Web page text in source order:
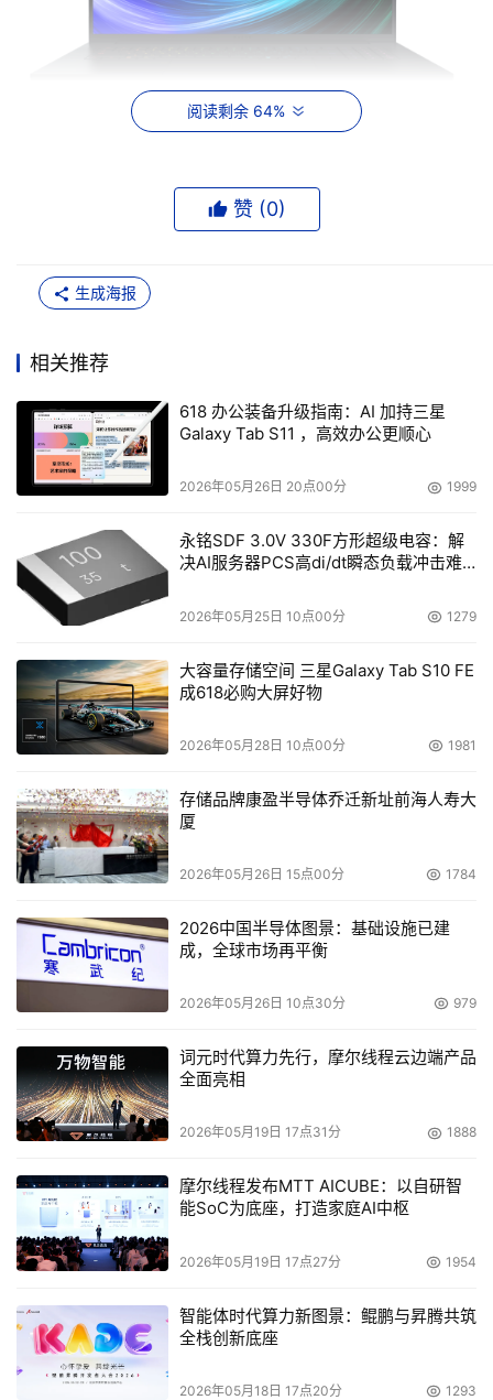
再看雷蛇灵刃 18（2025）的其他卓越配置，18” 双模式
呈现 4K 高清的细腻画面，还是在 FHD 高刷新率下实现顺
滑的动态效果，都能完美适配。100% DCI - P3 广色域覆
比度高，无论是室内创作还是户外使用，都能清晰呈现精彩
键盘方面也有卓越提升，1.5mm 键程提升约 36%，按键手
感舒适，配合英特尔酷睿 Ultra 200HX 处理器稳定的性能
输出，长时间输入也轻松自在。其拥有可编程宏按键，以及
新增的数字小键盘，方便数据处理。单键幻彩 RGB 设计，
玩家可依据游戏氛围或创作心情，自定义按键灯光，打造专
属电竞氛围。
散热一直是高性能笔记本的重中之重，雷蛇灵
刃 18（2025）采用 VC 真空腔均热板散热技术，280W 总
200HX 处理器在高负载运行下也能冷静稳定。即便在长时
间运行大型游戏或高强度创作任务时，处理器也能保持性能
稳定，不会因过热降频，影响使用体验。
此外，Thunderbolt 雷电 5 接口能够确保超高传输速度，
可以快速传输大文件、外接高性能显示器或扩展坞；可拓
展 RAM & SSD 方便用户后期升级，满足数据存储和运行内
存需求；6 扬声器 THX 环境音效，在处理器稳定的音频处
理支持下，打造出身临其境的环绕声体验，无论是游戏中的
激烈音效，还是观看电影时的震撼配乐，都能让用户沉浸其
中。
系列移动处理器带来卓绝的性能、效率和平台能力，以及功
耗的显著降低。这些处理器由强大的AI加速提供支持，提升
了随时随地的创造力，也为游戏玩家带来了沉浸式体验。
全新HX系列处理器拥有多达24个核心（8个性能核和16个
能效核），提供了随时随地游戏和创作所需的计算能力。英
特尔酷睿Ultra 200HX系列处理器拥有最多48条PCIe通道
（包含PCIe 4.0和5.0通道），带来全新的带宽和连接性，
封装整体尺寸缩小了33%，在保证出众性能的情况下实现了
全新优质的轻薄设计。
阅读剩余 64%
赞 (0)
生成海报
相关推荐
618 办公装备升级指南：AI 加持三星
Galaxy Tab S11 ，高效办公更顺心
2026年05月26日 20点00分 1999
永铭SDF 3.0V 330F方形超级电容：解
决AI服务器PCS高di/dt瞬态负载冲击难
2026年05月25日 10点00分 1279
大容量存储空间 三星Galaxy Tab S10 FE
成618必购大屏好物
2026年05月28日 10点00分 1981
存储品牌康盈半导体乔迁新址前海人寿大
厦
2026年05月26日 15点00分 1784
2026中国半导体图景：基础设施已建
成，全球市场再平衡
2026年05月26日 10点30分 979
词元时代算力先行，摩尔线程云边端产品
全面亮相
2026年05月19日 17点31分 1888
摩尔线程发布MTT AICUBE：以自研智
能SoC为底座，打造家庭AI中枢
2026年05月19日 17点27分 1954
智能体时代算力新图景：鲲鹏与昇腾共筑
全栈创新底座
2026年05月18日 17点20分 1293